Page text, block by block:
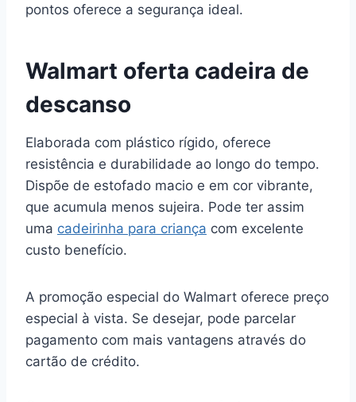
pontos oferece a segurança ideal.
Walmart oferta cadeira de
descanso
Elaborada com plástico rígido, oferece
resistência e durabilidade ao longo do tempo.
Dispõe de estofado macio e em cor vibrante,
que acumula menos sujeira. Pode ter assim
uma cadeirinha para criança com excelente
custo benefício.
A promoção especial do Walmart oferece preço
especial à vista. Se desejar, pode parcelar
pagamento com mais vantagens através do
cartão de crédito.